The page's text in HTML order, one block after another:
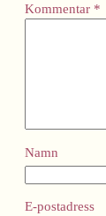
Kommentar *
Namn
E-postadress